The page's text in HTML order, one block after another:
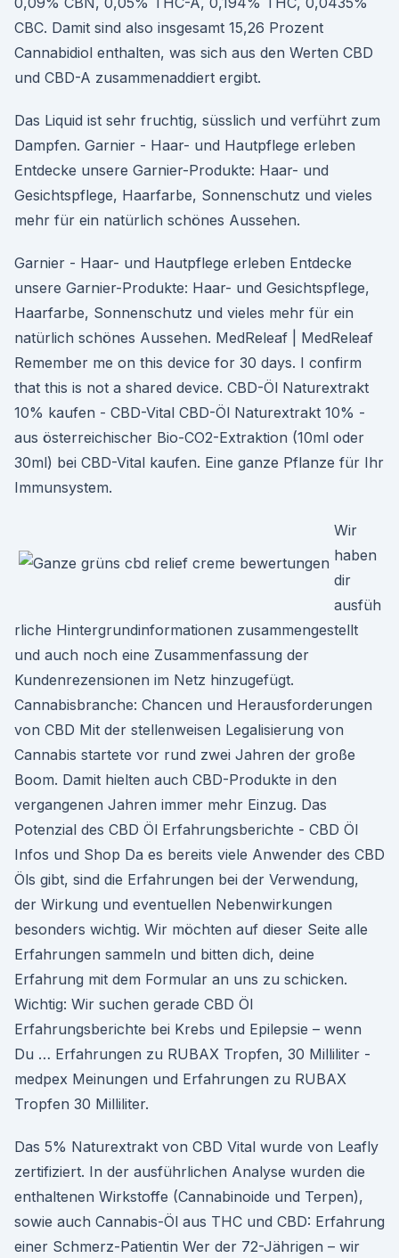
CBC. Damit sind also insgesamt 15,26 Prozent
Cannabidiol enthalten, was sich aus den Werten CBD
und CBD-A zusammenaddiert ergibt.
Das Liquid ist sehr fruchtig, süsslich und verführt zum
Dampfen. Garnier - Haar- und Hautpflege erleben
Entdecke unsere Garnier-Produkte: Haar- und
Gesichtspflege, Haarfarbe, Sonnenschutz und vieles
mehr für ein natürlich schönes Aussehen.
Garnier - Haar- und Hautpflege erleben Entdecke
unsere Garnier-Produkte: Haar- und Gesichtspflege,
Haarfarbe, Sonnenschutz und vieles mehr für ein
natürlich schönes Aussehen. MedReleaf | MedReleaf
Remember me on this device for 30 days. I confirm
that this is not a shared device. CBD-Öl Naturextrakt
10% kaufen - CBD-Vital CBD-Öl Naturextrakt 10% -
aus österreichischer Bio-CO2-Extraktion (10ml oder
30ml) bei CBD-Vital kaufen. Eine ganze Pflanze für Ihr
Immunsystem.
Wir
haben
dir
ausfüh
rliche Hintergrundinformationen zusammengestellt
und auch noch eine Zusammenfassung der
Kundenrezensionen im Netz hinzugefügt.
Cannabisbranche: Chancen und Herausforderungen
von CBD Mit der stellenweisen Legalisierung von
Cannabis startete vor rund zwei Jahren der große
Boom. Damit hielten auch CBD-Produkte in den
vergangenen Jahren immer mehr Einzug. Das
Potenzial des CBD Öl Erfahrungsberichte - CBD Öl
Infos und Shop Da es bereits viele Anwender des CBD
Öls gibt, sind die Erfahrungen bei der Verwendung,
der Wirkung und eventuellen Nebenwirkungen
besonders wichtig. Wir möchten auf dieser Seite alle
Erfahrungen sammeln und bitten dich, deine
Erfahrung mit dem Formular an uns zu schicken.
Wichtig: Wir suchen gerade CBD Öl
Erfahrungsberichte bei Krebs und Epilepsie – wenn
Du … Erfahrungen zu RUBAX Tropfen, 30 Milliliter -
medpex Meinungen und Erfahrungen zu RUBAX
Tropfen 30 Milliliter.
Das 5% Naturextrakt von CBD Vital wurde von Leafly
zertifiziert. In der ausführlichen Analyse wurden die
enthaltenen Wirkstoffe (Cannabinoide und Terpen),
sowie auch Cannabis-Öl aus THC und CBD: Erfahrung
einer Schmerz-Patientin Wer der 72-Jährigen – wir